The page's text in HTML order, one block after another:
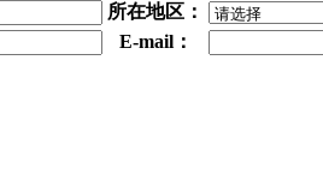
所在地区：
E-mail：